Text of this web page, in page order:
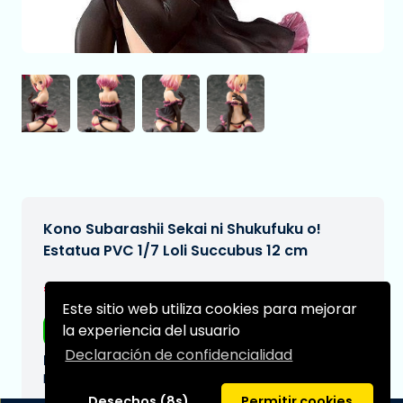
Este sitio web utiliza cookies para mejorar
la experiencia del usuario
Declaración de confidencialidad
Kono Subarashii Sekai ni Shukufuku o!
Estatua PVC 1/7 Loli Succubus 12 cm
€179,97
Envío gratis
Fecha de entrega prevista:
N/A